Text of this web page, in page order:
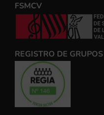
FSMCV
REGISTRO DE